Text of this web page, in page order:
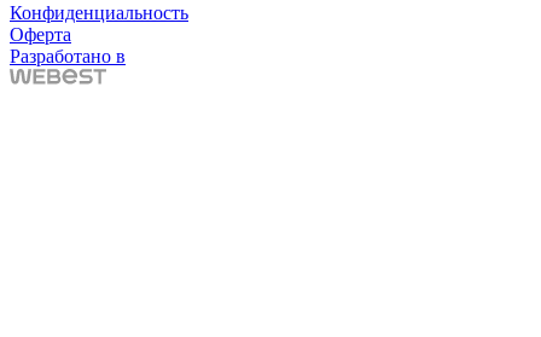
Конфиденциальность
Оферта
Разработано в